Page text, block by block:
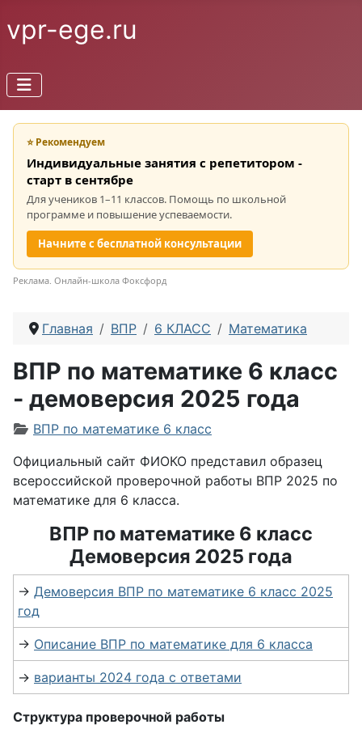
vpr-ege.ru
⭐ Рекомендуем
Индивидуальные занятия с репетитором -
старт в сентябре
Для учеников 1–11 классов. Помощь по школьной
программе и повышение успеваемости.
Начните с бесплатной консультации
Реклама. Онлайн-школа Фоксфорд
Главная ВПР 6 КЛАСС Математика
ВПР по математике 6 класс
- демоверсия 2025 года
Информация о материале
ВПР по математике 6 класс
Официальный сайт ФИОКО представил образец
всероссийской проверочной работы ВПР 2025 по
математике для 6 класса.
ВПР по математике 6 класс
Демоверсия 2025 года
→ Демоверсия ВПР по математике 6 класс 2025
год
→ Описание ВПР по математике для 6 класса
→ варианты 2024 года с ответами
Структура проверочной работы